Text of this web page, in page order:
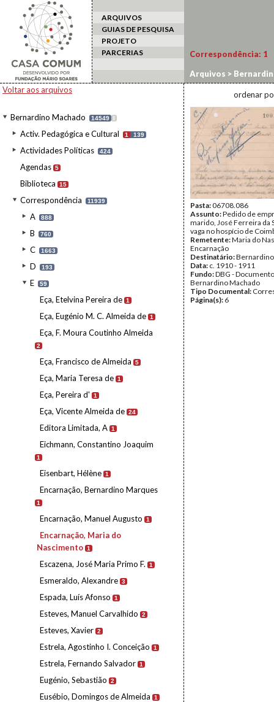
ARQUIVOS
GUIAS DE PESQUISA
PROJETO
PARCERIAS
Voltar aos arquivos
Bernardino Machado 14549 I
Activ. Pedagógica e Cultural 1 139
Actividades Políticas 424
Agendas 5
Biblioteca 15
Correspondência 11939
A 888
B 760
C 1663
D 193
E 59
Eça, Etelvina Pereira de 1
Eça, Eugénio M. C. Almeida de 1
Eça, F. Moura Coutinho Almeida
2
Eça, Francisco de Almeida 5
Eça, Maria Teresa de 1
Eça, Pereira d' 1
Eça, Vicente Almeida de 24
Editora Limitada, A 1
Eichmann, Constantino Joaquim
1
Eisenbart, Hélène 1
Encarnação, Bernardino Marques
1
Encarnação, Manuel Augusto 1
Encarnação, Maria do
Nascimento 1
Escazena, José Maria Primo F. 1
Esmeraldo, Alexandre 3
Espada, Luís Afonso 1
Esteves, Manuel Carvalhido 2
Esteves, Xavier 2
Estrela, Agostinho I. Conceição 1
Estrela, Fernando Salvador 1
Eugénio, Sebastião 2
Eusébio, Domingos de Almeida 1
Correspondência: 1
Arquivos >
ordenar
Pasta:06708.086
Assunto:Pedido de
marido, José Ferreira da
vaga no hospício de
Remetente:Maria do
Encarnação
Destinatário:
Data: c. 1910 - 1911
Fundo:DBG -
Bernardino Machado
Tipo Documental:
Página(s): 6